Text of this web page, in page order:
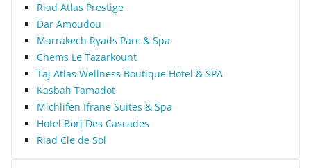
Riad Atlas Prestige
Dar Amoudou
Marrakech Ryads Parc & Spa
Chems Le Tazarkount
Taj Atlas Wellness Boutique Hotel & SPA
Kasbah Tamadot
Michlifen Ifrane Suites & Spa
Hotel Borj Des Cascades
Riad Cle de Sol